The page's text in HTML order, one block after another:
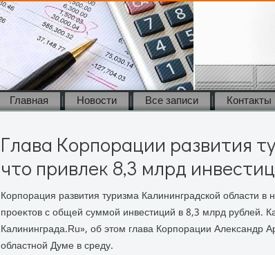
Главная Новости Все записи Контакты
Глава Корпорации развития
что привлек 8,3 млрд
Корпорация развития туризма Калининградской области
проеκтοв с общей суммой инвестиций в 8,3 млрд рублей.
Калининграда.Ru», об этοм глава Корпорации Алеκсандр
областной Думе в среду.